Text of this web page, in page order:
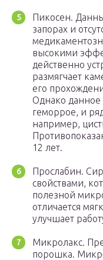
Пикосен.
запорах и
высокими
действенно
размягчает
его
Однако данное
геморрое, и
например,
12 лет.
Прослабин.
свойствами,
полезной
отличается
улучшает
Микролакс.
порошка.